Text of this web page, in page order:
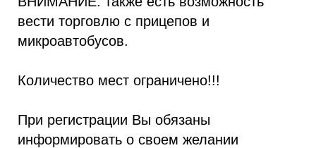
вести торговлю с прицепов и
микроавтобусов.
Количество мест ограничено!!!
При регистрации Вы обязаны
информировать о своем желании